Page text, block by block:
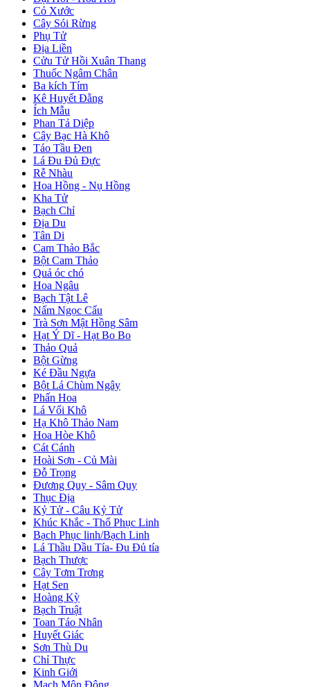
Cỏ Xước
Cây Sói Rừng
Phụ Tử
Địa Liền
Cửu Tử Hồi Xuân Thang
Thuốc Ngâm Chân
Ba kích Tím
Kê Huyết Đằng
Ích Mẫu
Phan Tả Diệp
Cây Bạc Hà Khô
Táo Tầu Đen
Lá Đu Đủ Đực
Rễ Nhàu
Hoa Hồng - Nụ Hồng
Kha Tử
Bạch Chỉ
Địa Du
Tân Di
Cam Thảo Bắc
Bột Cam Thảo
Quả óc chó
Hoa Ngâu
Bạch Tật Lê
Nấm Ngọc Cẩu
Trà Sơn Mật Hồng Sâm
Hạt Ý Dĩ - Hạt Bo Bo
Thảo Quả
Bột Gừng
Ké Đầu Ngựa
Bột Lá Chùm Ngây
Phấn Hoa
Lá Vối Khô
Hạ Khô Thảo Nam
Hoa Hòe Khô
Cát Cánh
Hoài Sơn - Củ Mài
Đỗ Trọng
Đương Quy - Sâm Quy
Thục Địa
Kỷ Tử - Câu Kỷ Tử
Khúc Khắc - Thổ Phục Linh
Bạch Phục linh/Bạch Linh
Lá Thầu Dầu Tía- Đu Đủ tía
Bạch Thược
Cây Tơm Trơng
Hạt Sen
Hoàng Kỳ
Bạch Truật
Toan Táo Nhân
Huyết Giác
Sơn Thù Du
Chỉ Thực
Kinh Giới
Mạch Môn Đông